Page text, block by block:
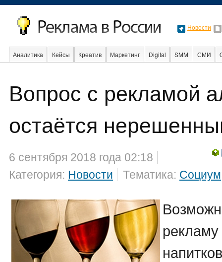
Новости
Аналитика Кейсы Креатив Маркетинг Digital SMM СМИ
События Event
Вопрос с рекламой
остаётся
6 сентября 2018 года 02:18
Категория: Новости Тематика: Социум